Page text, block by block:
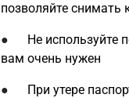
позволяйте
● Не используйте
вам очень нужен
● При утере